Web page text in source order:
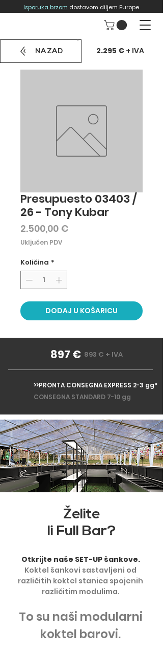
Isporuka brzom dostavom diljem Europe.
Presupuesto 03403 /
26 - Tony Kubar
2.500,00 €Cijena
Uključen PDV
Količina *
DODAJ U KOŠARICU
NAZAD 2.295 €+ IVA
897 € 893 € + IVA
>>PRONTA CONSEGNA EXPRESS 2-3 gg*
CONSEGNA STANDARD 7-10 gg
Želite
li Full Bar?
Otkrijte naše SET-UP šankove.
Koktel šankovi sastavljeni od
različitih koktel stanica spojenih
različitim modulima.
To su naši modularni
koktel barovi.